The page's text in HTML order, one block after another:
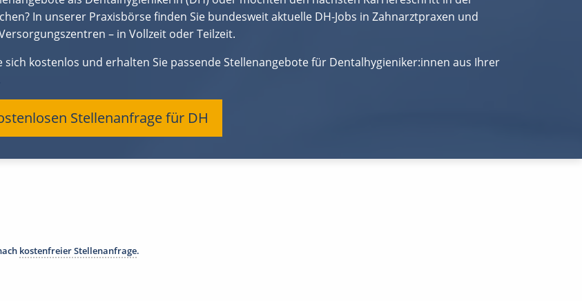
In unserer Praxisbörse finden Sie bundesweit aktuelle DH-Jobs in Zahnarztpraxen und
– in Vollzeit oder Teilzeit.
sich kostenlos und erhalten Sie passende Stellenangebote für Dentalhygieniker:innen aus Ihrer
Stellenanfrage für DH
kostenfreier Stellenanfrage.